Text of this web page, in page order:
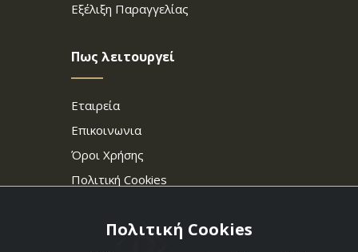
Εξέλιξη Παραγγελίας
Πως λειτουργεί
Εταιρεία
Επικοινωνια
Όροι Χρήσης
Πολιτική Cookies
Πολιτική Cookies